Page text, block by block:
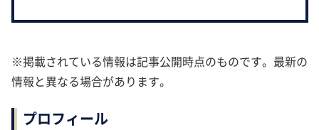
※掲載されている情報は記事公開時点のものです。最新の
情報と異なる場合があります。
プロフィール